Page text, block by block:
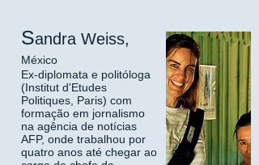
Sandra Weiss,
México
Ex-diplomata e politóloga
(Institut d'Etudes
Politiques, Paris) com
formação em jornalismo
na agência de notícias
AFP, onde trabalhou por
quatro anos até chegar ao